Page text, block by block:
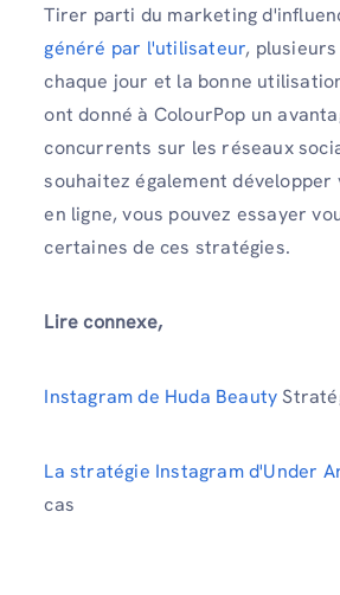
Tirer parti du marketing
généré par l'utilisateur,
chaque jour et la bonne
ont donné à ColourPop un
concurrents sur les réseaux
souhaitez également
en ligne, vous pouvez essayer
certaines de ces stratégies.
Lire connexe,
Instagram de Huda Beauty
La stratégie Instagram d'Under
cas